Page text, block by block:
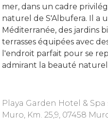
mer, dans un cadre
naturel de S'Albufera. Il a
Méditerranée, des jardins
terrasses équipées avec
l'endroit parfait pour se
admirant la beauté
Playa Garden Hotel &
Muro, Km. 25,9, 07458